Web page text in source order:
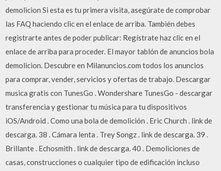
demolicion Si esta es tu primera visita, asegúrate de comprobar
las FAQ haciendo clic en el enlace de arriba. También debes
registrarte antes de poder publicar: Regístrate haz clic en el
enlace de arriba para proceder. El mayor tablón de anuncios bola
demolicion. Descubre en Milanuncios.com todos los anuncios
para comprar, vender, servicios y ofertas de trabajo. Descargar
musica gratis con TunesGo . Wondershare TunesGo - descargar
transferencia y gestionar tu música para tu dispositivos
iOS/Android . Como una bola de demolición . Eric Church . link de
descarga. 38 . Cámara lenta . Trey Songz . link de descarga. 39 .
Brillante . Echosmith . link de descarga. 40 . Demoliciones de
casas, construcciones o cualquier tipo de edificación incluso